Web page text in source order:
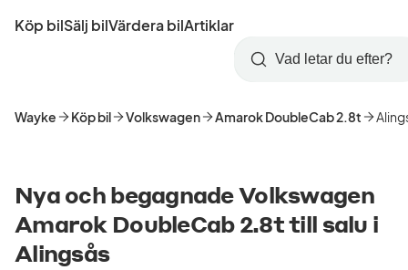
till
Startsida
Köp bilSälj bilVärdera bilArtiklar
Skapa
konto
Logga
in
Sök
Wayke Köp bil Volkswagen Amarok DoubleCab 2.8t
Nya och begagnade Volkswagen
Amarok DoubleCab 2.8t till salu i
Alingsås